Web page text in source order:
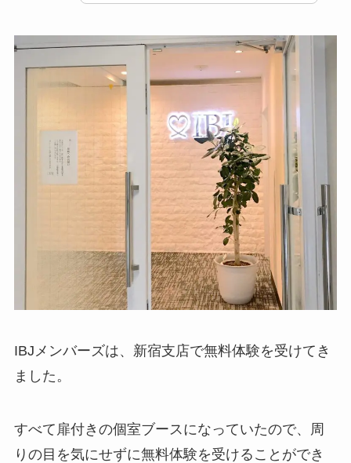
IBJメンバーズは、新宿支店で無料体験を受けてき
ました。
すべて扉付きの個室ブースになっていたので、周
りの目を気にせずに無料体験を受けることができ